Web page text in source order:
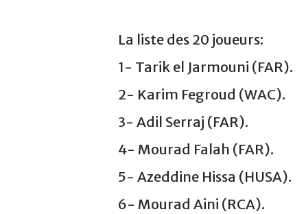
La liste des 20 joueurs:
1- Tarik el Jarmouni (FAR).
2- Karim Fegroud (WAC).
3- Adil Serraj (FAR).
4- Mourad Falah (FAR).
5- Azeddine Hissa (HUSA).
6- Mourad Aini (RCA).